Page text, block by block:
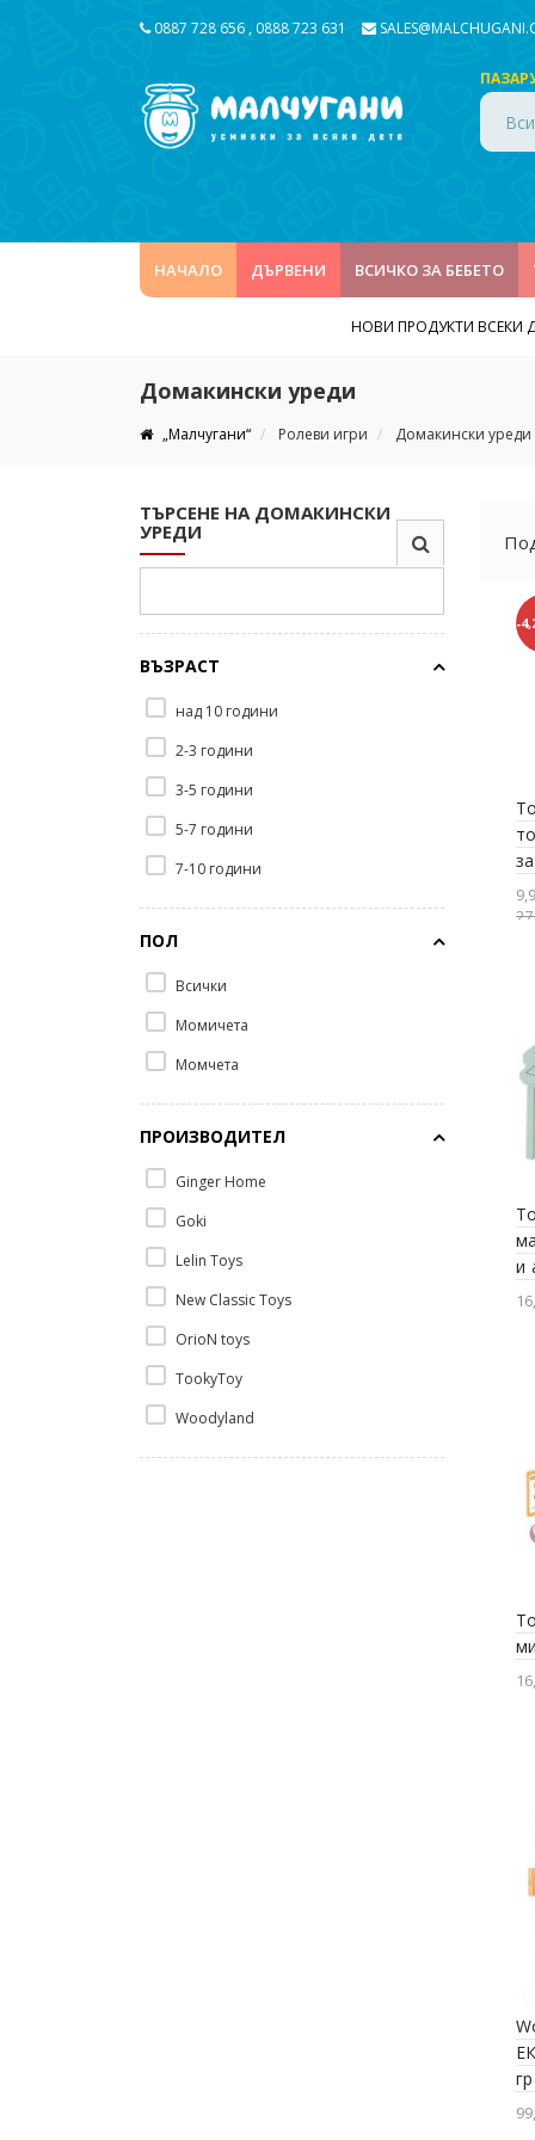
0887 728 656 , 0888 723 631
НАЧАЛО ДЪРВЕНИ ВСИЧКО ЗА БЕБЕТО
НОВИ ПРОДУКТИ ВСЕКИ
Домакински уреди
„Малчугани“ Ролеви игри Домакински уреди
ТЪРСЕНЕ НА ДОМАКИНСКИ
УРЕДИ
ВЪЗРАСТ
над 10 години
2-3 години
3-5 години
5-7 години
7-10 години
ПОЛ
Всички
Момичета
Момчета
ПРОИЗВОДИТЕЛ
Ginger Home
Goki
Lelin Toys
New Classic Toys
OrioN toys
TookyToy
Woodyland
-
и